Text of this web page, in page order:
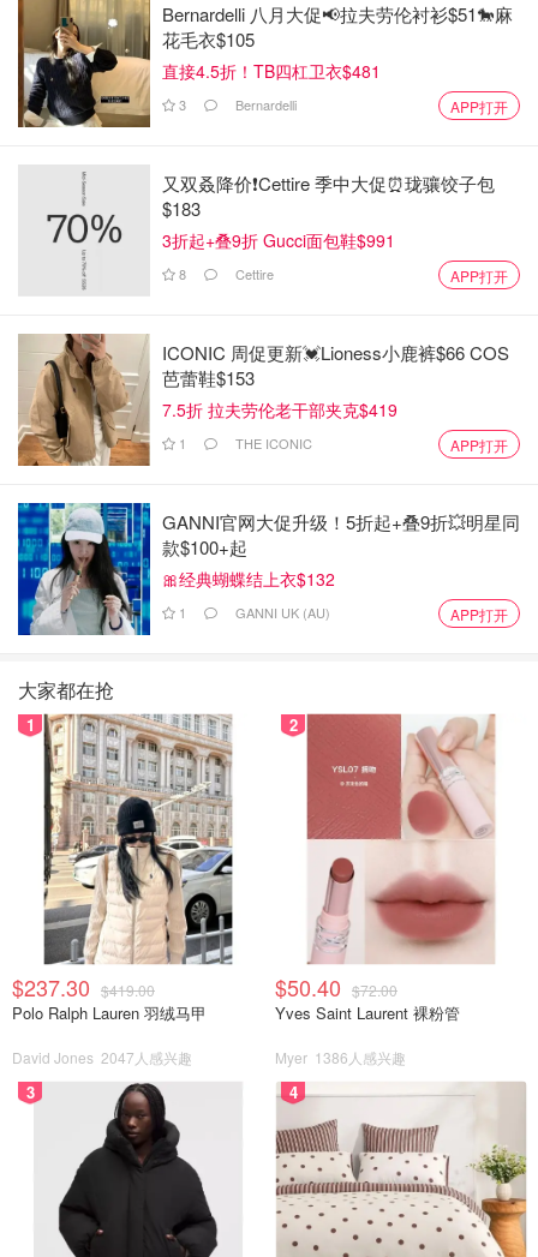
Bernardelli 八月大促📢拉夫劳伦衬衫$51🐎麻
花毛衣$105
直接4.5折！TB四杠卫衣$481
3 Bernardelli APP打开
又双叒降价❗️Cettire 季中大促⏰珑骧饺子包
$183
3折起+叠9折 Gucci面包鞋$991
8 Cettire APP打开
ICONIC 周促更新💓Lioness小鹿裤$66 COS
芭蕾鞋$153
7.5折 拉夫劳伦老干部夹克$419
1 THE ICONIC APP打开
GANNI官网大促升级！5折起+叠9折💥明星同
款$100+起
🎀经典蝴蝶结上衣$132
1 GANNI UK (AU) APP打开
大家都在抢
1
$237.30 $419.00
Polo Ralph Lauren 羽绒马甲
David Jones 2047人感兴趣
2
$50.40 $72.00
Yves Saint Laurent 裸粉管
Myer 1386人感兴趣
3 4